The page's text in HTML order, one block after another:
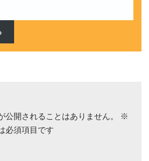
公開されることはありません。
※
必須項目です